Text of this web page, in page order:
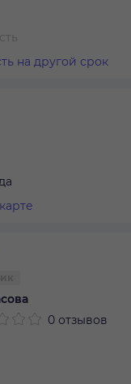
на другой срок
0 отзывов